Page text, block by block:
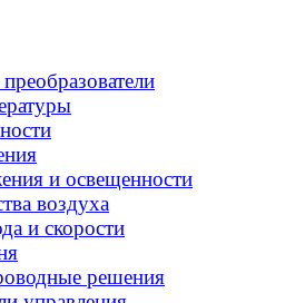
и освещенности
воздуха
и скорости
решения